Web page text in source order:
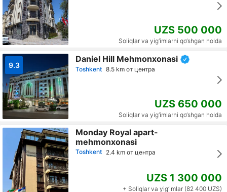
UZS 500 000
Soliqlar va yig‘imlarni qo‘shgan holda
9.3
Daniel Hill Mehmonxonasi
Toshkent 8.5 km от центра
UZS 650 000
Soliqlar va yig‘imlarni qo‘shgan holda
Monday Royal apart-
mehmonxonasi
Toshkent 2.4 km от центра
UZS 1 300 000
+ Soliqlar va yig‘imlar (82 400 UZS)